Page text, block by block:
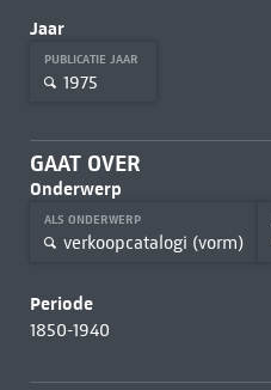
Jaar
PUBLICATIE JAAR
1975
GAAT OVER
Onderwerp
ALS ONDERWERP
verkoopcatalogi (vorm)
Periode
1850-1940